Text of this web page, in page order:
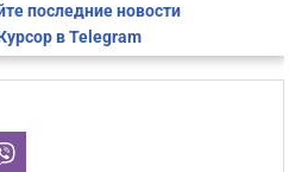
последние новости
в Telegram